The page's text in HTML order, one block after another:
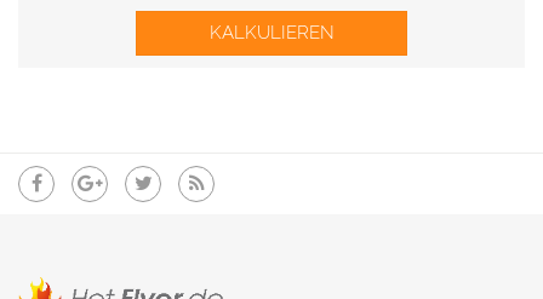
KALKULIEREN